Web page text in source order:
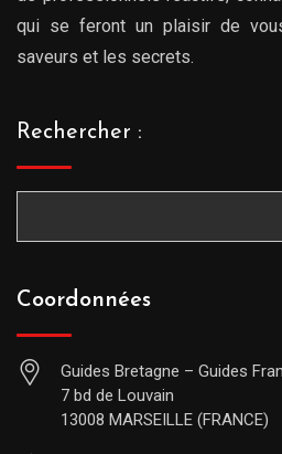
qui se feront un plaisir de
saveurs et les secrets.
Rechercher :
Coordonnées
Guides Bretagne – Guides
7 bd de Louvain
13008 MARSEILLE (FRANCE)